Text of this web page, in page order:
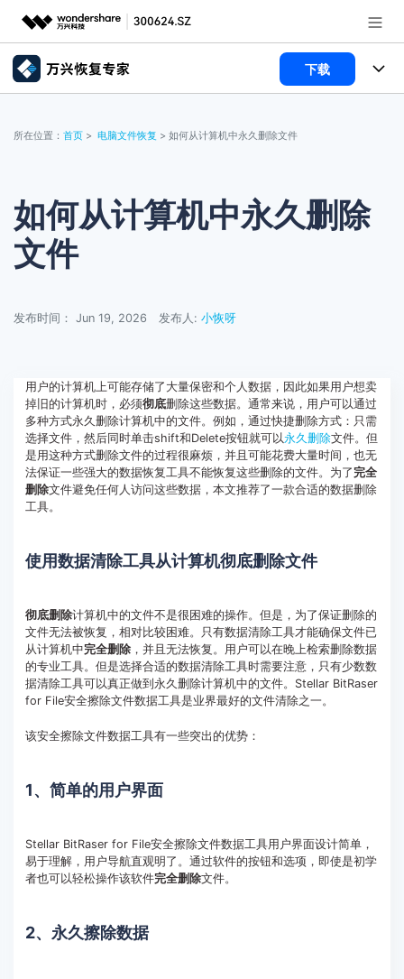
推荐产品
实用工具
关于万兴
客服热线：4000-300624
下载
文件修复
电脑数据恢复
破损文件修复
文章资讯
电脑数据恢复
服务与支持
联系我们
所在位置： 首页 > 电脑文件恢复 > 如何从计算机中永久删除文件
如何从计算机中永久删除
文件
发布时间： Jun 19, 2026 发布人: 小恢呀
用户的计算机上可能存储了大量保密和个人数据，因此如果用户想卖
掉旧的计算机时，必须彻底删除这些数据。通常来说，用户可以通过
多种方式永久删除计算机中的文件。例如，通过快捷删除方式：只需
选择文件，然后同时单击shift和Delete按钮就可以永久删除文件。但
是用这种方式删除文件的过程很麻烦，并且可能花费大量时间，也无
法保证一些强大的数据恢复工具不能恢复这些删除的文件。为了完全
删除文件避免任何人访问这些数据，本文推荐了一款合适的数据删除
工具。
使用数据清除工具从计算机彻底删除文件
彻底删除计算机中的文件不是很困难的操作。但是，为了保证删除的
文件无法被恢复，相对比较困难。只有数据清除工具才能确保文件已
从计算机中完全删除，并且无法恢复。用户可以在晚上检索删除数据
的专业工具。但是选择合适的数据清除工具时需要注意，只有少数数
据清除工具可以真正做到永久删除计算机中的文件。Stellar BitRaser
for File安全擦除文件数据工具是业界最好的文件清除之一。
该安全擦除文件数据工具有一些突出的优势：
1、简单的用户界面
Stellar BitRaser for File安全擦除文件数据工具用户界面设计简单，
易于理解，用户导航直观明了。通过软件的按钮和选项，即使是初学
者也可以轻松操作该软件完全删除文件。
2、永久擦除数据